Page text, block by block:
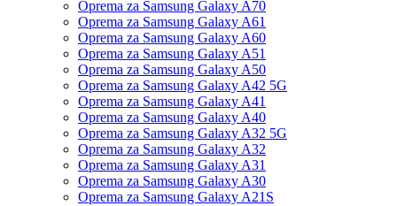
Oprema za Samsung Galaxy A70
Oprema za Samsung Galaxy A61
Oprema za Samsung Galaxy A60
Oprema za Samsung Galaxy A51
Oprema za Samsung Galaxy A50
Oprema za Samsung Galaxy A42 5G
Oprema za Samsung Galaxy A41
Oprema za Samsung Galaxy A40
Oprema za Samsung Galaxy A32 5G
Oprema za Samsung Galaxy A32
Oprema za Samsung Galaxy A31
Oprema za Samsung Galaxy A30
Oprema za Samsung Galaxy A21S